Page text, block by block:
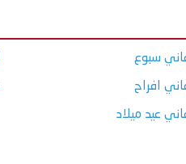
سبوع
افراح
عيد ميلاد